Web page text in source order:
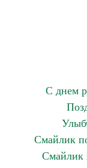
С днем
Смайлик
Смайлик